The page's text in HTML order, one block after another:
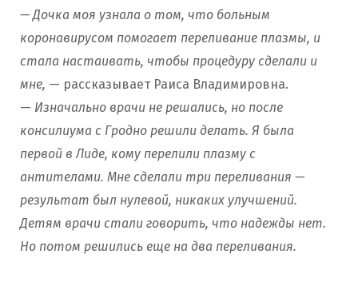
— Дочка моя узнала о том, что больным
коронавирусом помогает переливание плазмы, и
стала настаивать, чтобы процедуру сделали и
мне, — рассказывает Раиса Владимировна.
— Изначально врачи не решались, но после
консилиума с Гродно решили делать. Я была
первой в Лиде, кому перелили плазму с
антителами. Мне сделали три переливания —
результат был нулевой, никаких улучшений.
Детям врачи стали говорить, что надежды нет.
Но потом решились еще на два переливания.